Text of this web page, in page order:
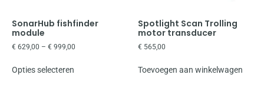
SonarHub fishfinder
module
€ 629,00 – € 999,00
Opties selecteren
Spotlight Scan Trolling
motor transducer
€ 565,00
Toevoegen aan winkelwagen